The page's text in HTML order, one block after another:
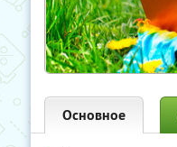
Основное